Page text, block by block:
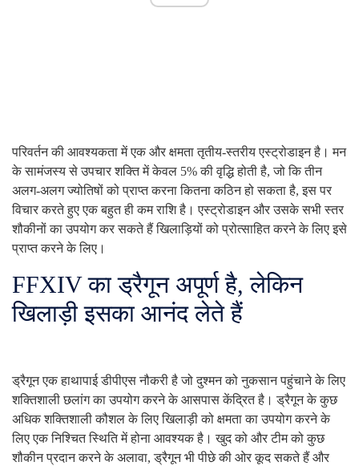
परिवर्तन की आवश्यकता में एक और क्षमता तृतीय-स्तरीय एस्ट्रोडाइन है। मन
के सामंजस्य से उपचार शक्ति में केवल 5% की वृद्धि होती है, जो कि तीन
अलग-अलग ज्योतिषों को प्राप्त करना कितना कठिन हो सकता है, इस पर
विचार करते हुए एक बहुत ही कम राशि है। एस्ट्रोडाइन और उसके सभी स्तर
शौकीनों का उपयोग कर सकते हैं खिलाड़ियों को प्रोत्साहित करने के लिए इसे
प्राप्त करने के लिए।
FFXIV का ड्रैगून अपूर्ण है, लेकिन
खिलाड़ी इसका आनंद लेते हैं
ड्रैगून एक हाथापाई डीपीएस नौकरी है जो दुश्मन को नुकसान पहुंचाने के लिए
शक्तिशाली छलांग का उपयोग करने के आसपास केंद्रित है। ड्रैगून के कुछ
अधिक शक्तिशाली कौशल के लिए खिलाड़ी को क्षमता का उपयोग करने के
लिए एक निश्चित स्थिति में होना आवश्यक है। खुद को और टीम को कुछ
शौकीन प्रदान करने के अलावा, ड्रैगून भी पीछे की ओर कूद सकते हैं और